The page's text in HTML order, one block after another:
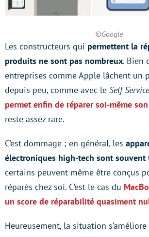
©Google
Les constructeurs qui permettent la
produits ne sont pas nombreux. Bien
entreprises comme Apple lâchent un
depuis peu, comme avec le Self
permet enfin de réparer soi-même
reste assez rare.
C’est dommage ; en général, les
électroniques high-tech sont souvent
certains peuvent même être conçus
réparés chez soi. C’est le cas du
un score de réparabilité quasiment
Heureusement, la situation